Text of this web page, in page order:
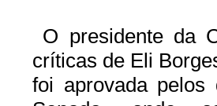
O presidente da
críticas de Eli
foi aprovada pelos